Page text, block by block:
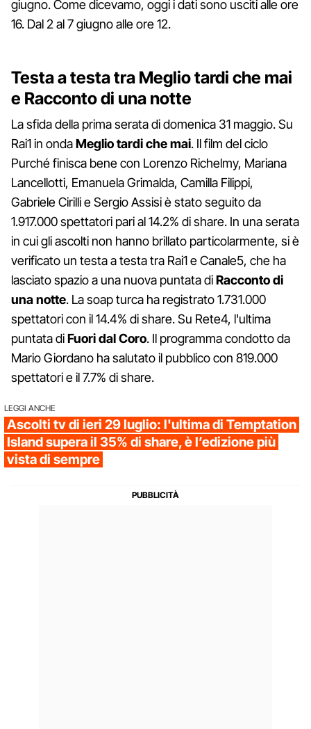
giugno. Come dicevamo, oggi i dati sono usciti alle ore
16. Dal 2 al 7 giugno alle ore 12.
Testa a testa tra Meglio tardi che mai
e Racconto di una notte
La sfida della prima serata di domenica 31 maggio. Su
Rai1 in ondaMeglio tardi che mai. Il film del ciclo
Purché finisca bene con Lorenzo Richelmy, Mariana
Lancellotti, Emanuela Grimalda, Camilla Filippi,
Gabriele Cirilli e Sergio Assisi è stato seguito da
1.917.000 spettatori pari al 14.2% di share. In una serata
in cui gli ascolti non hanno brillato particolarmente, si è
verificato un testa a testa tra Rai1 e Canale5, che ha
lasciato spazio a una nuova puntata diRacconto di
una notte. La soap turca ha registrato 1.731.000
spettatori con il 14.4% di share. Su Rete4, l'ultima
puntata diFuori dal Coro. Il programma condotto da
Mario Giordano ha salutato il pubblico con 819.000
spettatori e il 7.7% di share.
LEGGI ANCHE
Ascolti tv di ieri 29 luglio: l'ultima di Temptation
Island supera il 35% di share, è l’edizione più
vista di sempre